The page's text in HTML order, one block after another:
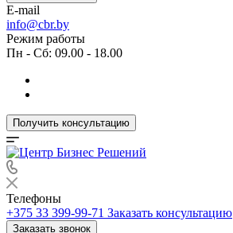
E-mail
info@cbr.by
Режим работы
Пн - Сб: 09.00 - 18.00
Получить консультацию
Телефоны
+375 33 399-99-71 Заказать консультацию
Заказать звонок